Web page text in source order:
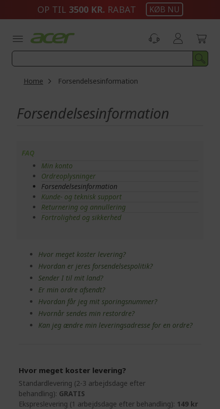
OP TIL 3500 KR. RABAT KØB NU
Home Forsendelsesinformation
Forsendelsesinformation
FAQ
Min konto
Ordreoplysninger
Forsendelsesinformation
Kunde- og teknisk support
Returnering og annullering
Fortrolighed og sikkerhed
Hvor meget koster levering?
Hvordan er jeres forsendelsespolitik?
Sender I til mit land?
Er min ordre afsendt?
Hvordan får jeg mit sporingsnummer?
Hvornår sendes min restordre?
Kan jeg ændre min leveringsadresse for en ordre?
Hvor meget koster levering?
Standardlevering (2-3 arbejdsdage efter
behandling): GRATIS
Ekspreslevering (1 arbejdsdage efter behandling): 149 kr